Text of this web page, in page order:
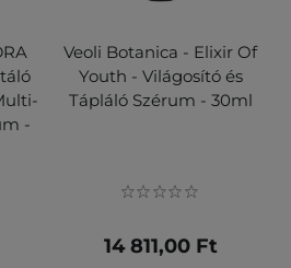
-
Veoli Botanica - Elixir Of
Youth - Világosító és
Tápláló Szérum - 30ml
14 811,00 Ft